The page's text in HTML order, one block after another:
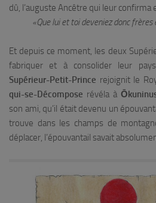
dû, l’auguste Ancêtre qui leur confirma
«Que lui et toi deveniez donc frères
Et depuis ce moment, les deux
fabriquer et à consolider leur
Supérieur-Petit-Prince rejoignit le
qui-se-Décompose révéla à
son ami, qu’il était devenu un
trouve dans les champs de
déplacer, l’épouvantail savait